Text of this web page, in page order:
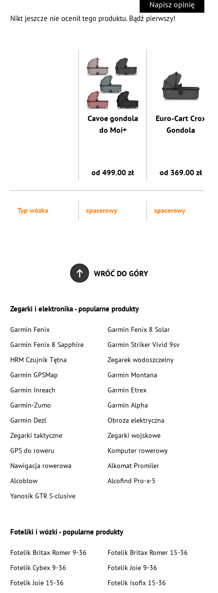
Napisz opinię
Nikt jeszcze nie ocenił tego produktu. Bądź pierwszy!
Cavoe gondola
do Moi+
Euro-Cart Crox
Gondola
od 499.00 zł od 369.00 zł
Typ wózka spacerowy spacerowy
WRÓĆ DO GÓRY
Zegarki i elektronika - popularne produkty
Garmin Fenix
Garmin Fenix 8 Solar
Garmin Fenix 8 Sapphire
Garmin Striker Vivid 9sv
HRM Czujnik Tętna
Zegarek wodoszczelny
Garmin GPSMap
Garmin Montana
Garmin Inreach
Garmin Etrex
Garmin-Zumo
Garmin Alpha
Garmin Dezl
Obroża elektryczna
Zegarki taktyczne
Zegarki wojskowe
GPS do roweru
Komputer rowerowy
Nawigacja rowerowa
Alkomat Promiler
Alcoblow
Alcofind Pro-x-5
Yanosik GTR S-clusive
Foteliki i wózki - popularne produkty
Fotelik Britax Romer 9-36
Fotelik Britax Romer 15-36
Fotelik Cybex 9-36
Fotelik Joie 9-36
Fotelik Joie 15-36
Fotelik isofix 15-36